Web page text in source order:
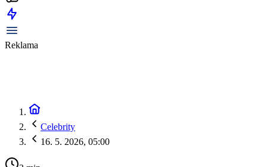
Reklama
Celebrity
16. 5. 2026, 05:00